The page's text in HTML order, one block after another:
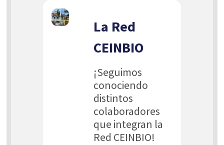
La Red
CEINBIO
¡Seguimos
conociendo
distintos
colaboradores
que integran la
Red CEINBIO!